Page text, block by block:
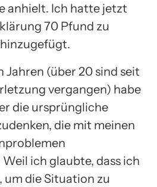
anhielt. Ich hatte jetzt
70 Pfund zu
Jahren (über 20 sind seit
vergangen) habe
die ursprüngliche
die mit meinen
ich glaubte, dass ich
die Situation zu